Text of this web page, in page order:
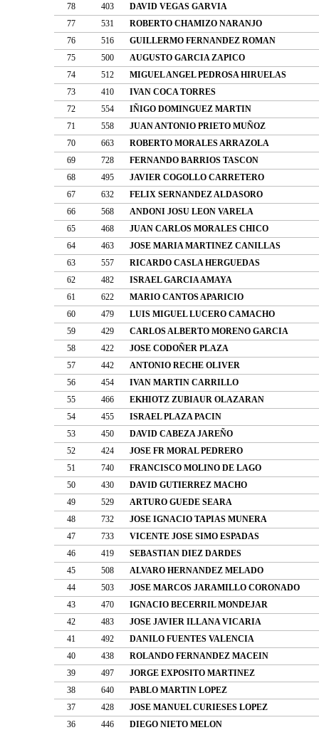
78
403
DAVID VEGAS GARVIA
77
531
ROBERTO CHAMIZO NARANJO
76
516
GUILLERMO FERNANDEZ ROMAN
75
500
AUGUSTO GARCIA ZAPICO
74
512
MIGUEL ANGEL PEDROSA HIRUELAS
73
410
IVAN COCA TORRES
72
554
IÑIGO DOMINGUEZ MARTIN
71
558
JUAN ANTONIO PRIETO MUÑOZ
70
663
ROBERTO MORALES ARRAZOLA
69
728
FERNANDO BARRIOS TASCON
68
495
JAVIER COGOLLO CARRETERO
67
632
FELIX SERNANDEZ ALDASORO
66
568
ANDONI JOSU LEON VARELA
65
468
JUAN CARLOS MORALES CHICO
64
463
JOSE MARIA MARTINEZ CANILLAS
63
557
RICARDO CASLA HERGUEDAS
62
482
ISRAEL GARCIA AMAYA
61
622
MARIO CANTOS APARICIO
60
479
LUIS MIGUEL LUCERO CAMACHO
59
429
CARLOS ALBERTO MORENO GARCIA
58
422
JOSE CODOÑER PLAZA
57
442
ANTONIO RECHE OLIVER
56
454
IVAN MARTIN CARRILLO
55
466
EKHIOTZ ZUBIAUR OLAZARAN
54
455
ISRAEL PLAZA PACIN
53
450
DAVID CABEZA JAREÑO
52
424
JOSE FR MORAL PEDRERO
51
740
FRANCISCO MOLINO DE LAGO
50
430
DAVID GUTIERREZ MACHO
49
529
ARTURO GUEDE SEARA
48
732
JOSE IGNACIO TAPIAS MUNERA
47
733
VICENTE JOSE SIMO ESPADAS
46
419
SEBASTIAN DIEZ DARDES
45
508
ALVARO HERNANDEZ MELADO
44
503
JOSE MARCOS JARAMILLO CORONADO
43
470
IGNACIO BECERRIL MONDEJAR
42
483
JOSE JAVIER ILLANA VICARIA
41
492
DANILO FUENTES VALENCIA
40
438
ROLANDO FERNANDEZ MACEIN
39
497
JORGE EXPOSITO MARTINEZ
38
640
PABLO MARTIN LOPEZ
37
428
JOSE MANUEL CURIESES LOPEZ
36
446
DIEGO NIETO MELON